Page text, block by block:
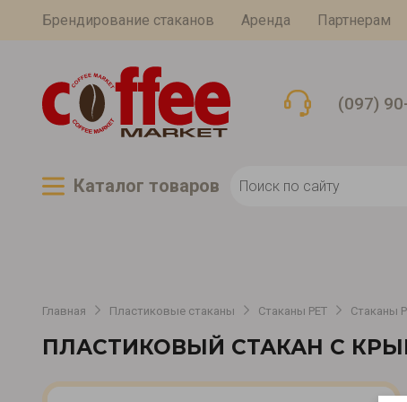
Брендирование стаканов Аренда Партнерам
(097)
Каталог товаров
Главная Пластиковые стаканы Стаканы PET Стаканы
ПЛАСТИКОВЫЙ СТАКАН С